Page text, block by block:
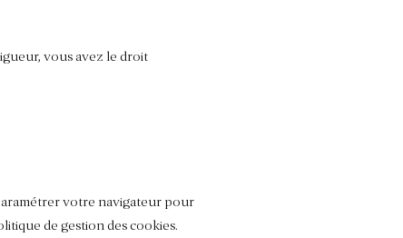
vous avez le droit
votre navigateur pour
de gestion des cookies.